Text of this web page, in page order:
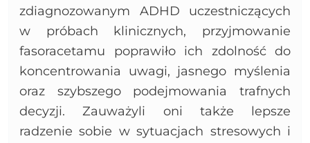
zdiagnozowanym ADHD uczestniczących
w próbach klinicznych, przyjmowanie
fasoracetamu poprawiło ich zdolność do
koncentrowania uwagi, jasnego myślenia
oraz szybszego podejmowania trafnych
decyzji. Zauważyli oni także lepsze
radzenie sobie w sytuacjach stresowych i